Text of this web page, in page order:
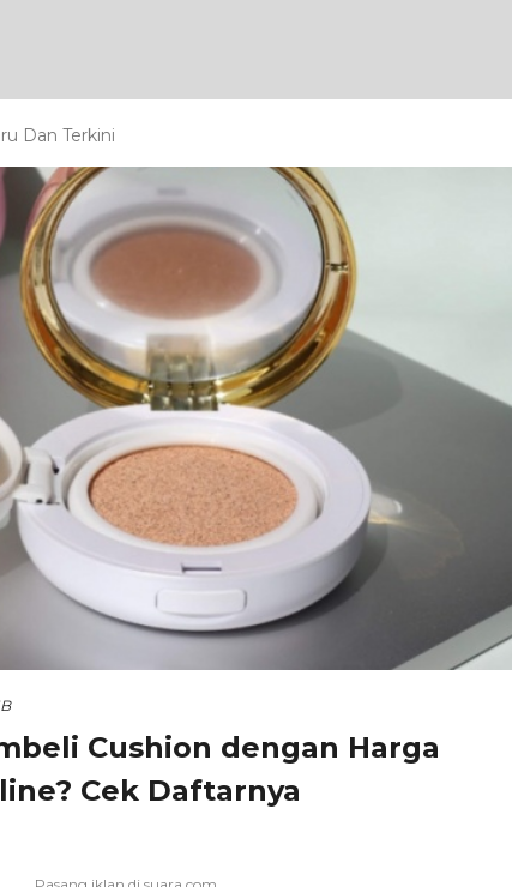
Dan Terkini
Cushion dengan Harga
Cek Daftarnya